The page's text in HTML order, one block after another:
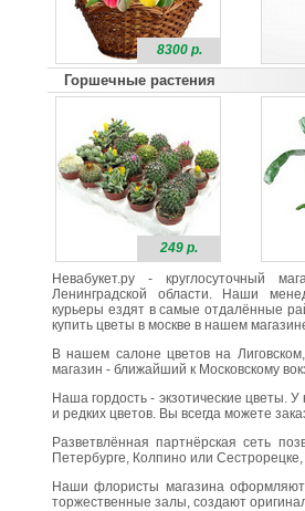
8300 р.
Горшечные растения
249 р.
Невабукет.ру - круглосуточный
Ленинградской области. Наши
курьеры ездят в самые отдалённые
купить цветы в москве в нашем
В нашем салоне цветов на
магазин - ближайший к Московскому
Наша гордость - экзотические цветы.
и редких цветов. Вы всегда можете
Разветвлённая партнёрская сеть
Петербурге, Колпино или
Наши флористы магазина
торжественные залы, создают